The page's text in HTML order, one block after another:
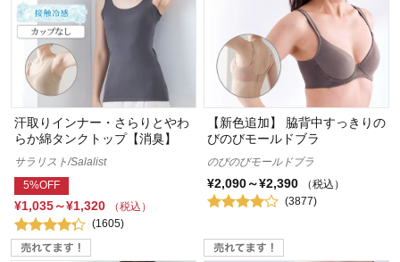
汗取りインナー・さらりとやわ
らか綿タンクトップ【消臭】
サラリスト/Salalist
5%OFF
¥1,035～¥1,320
（税込）
(1605)
【新色追加】 脇背中すっきりの
びのびモールドブラ
のびのびモールドブラ
¥2,090～¥2,390
（税込）
(3877)